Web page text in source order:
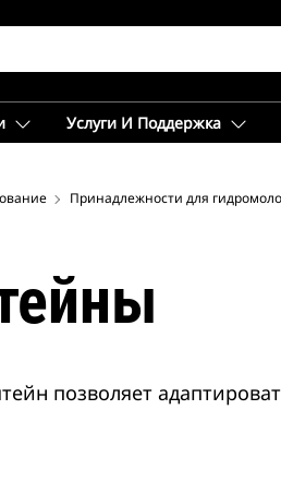
Услуги И Поддержка
Принадлежности для
позволяет